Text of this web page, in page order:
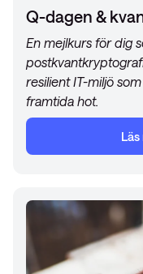
Q-dagen &
En mejlkurs för dig
resilient IT-miljö
framtida hot.